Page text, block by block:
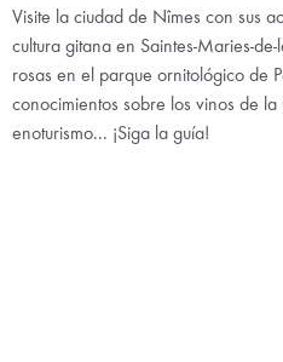
Visite la ciudad de Nîmes con sus
cultura gitana en Saintes-Maries-
rosas en el parque ornitológico de
conocimientos sobre los vinos de
enoturismo... ¡Siga la guía!